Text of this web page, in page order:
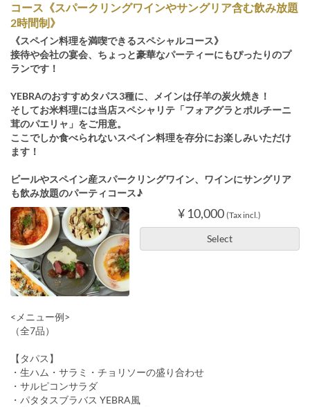
コース《スパークリングワインやサングリア含む飲み放題
2時間制》
《スペイン料理を満喫できるスペシャルコース》
接待や会社の宴会、ちょっと豪華なパーティーにもぴったりのプ
ランです！
YEBRAのおすすめタパス3種に、メインは仔羊の炭火焼き！
そしてお米料理には当店スペシャリテ「フォアグラとポルチーニ
茸のパエリャ」をご用意。
ここでしか食べられないスペイン料理を存分にお楽しみいただけ
ます！
ビールやスペイン産スパークリングワイン、ワインにサングリア
も飲み放題のパーティコース♪
¥ 10,000 (Tax incl.)
Select
<メニュー例>
（全7品）
【タパス】
・生ハム・サラミ・チョリソーの盛り合わせ
・サルピコンサラダ
・パタタスブラバス YEBRA風